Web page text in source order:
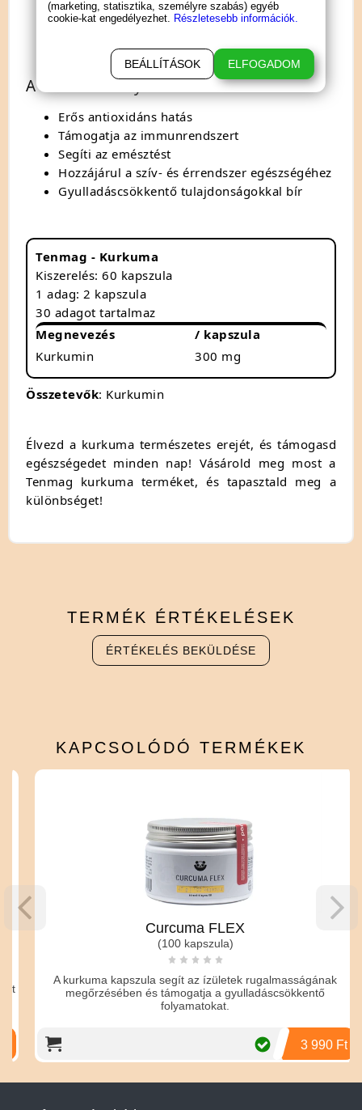
javíthatja a bőr egészségét is. A kurkumin
általános jó közérzet fenntartásához.
A termék előnyei
Erős antioxidáns hatás
Támogatja az immunrendszert
Segíti az emésztést
Hozzájárul a szív- és érrendszer egészségéhez
Gyulladáscsökkentő tulajdonságokkal bír
Tenmag - Kurkuma
Kiszerelés: 60 kapszula
1 adag: 2 kapszula
30 adagot tartalmaz
Megnevezés
/ kapszula
Kurkumin
300 mg
Összetevők: Kurkumin
Élvezd a kurkuma természetes erejét, és támogasd
egészségedet minden nap! Vásárold meg most a
Tenmag kurkuma terméket, és tapasztald meg a
különbséget!
TERMÉK ÉRTÉKELÉSEK
ÉRTÉKELÉS BEKÜLDÉSE
KAPCSOLÓDÓ TERMÉKEK
Curcuma FLEX
(100 kapszula)
A kurkuma kapszula segít az ízületek rugalmasságának
megőrzésében és támogatja a gyulladáscsökkentő
folyamatokat.
3 990 Ft
(marketing, statisztika, személyre szabás) egyéb
cookie-kat engedélyezhet. Részletesebb információk.
BEÁLLÍTÁSOK ELFOGADOM